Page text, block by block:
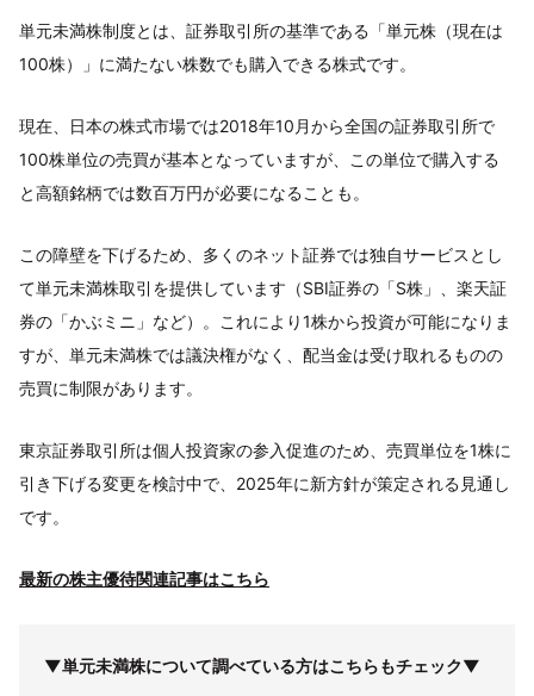
単元未満株制度とは、証券取引所の基準である「単元株（現在は
100株）」に満たない株数でも購入できる株式です。
現在、日本の株式市場では2018年10月から全国の証券取引所で
100株単位の売買が基本となっていますが、この単位で購入する
と高額銘柄では数百万円が必要になることも。
この障壁を下げるため、多くのネット証券では独自サービスとし
て単元未満株取引を提供しています（SBI証券の「S株」、楽天証
券の「かぶミニ」など）。これにより1株から投資が可能になりま
すが、単元未満株では議決権がなく、配当金は受け取れるものの
売買に制限があります。
東京証券取引所は個人投資家の参入促進のため、売買単位を1株に
引き下げる変更を検討中で、2025年に新方針が策定される見通し
です。
最新の株主優待関連記事はこちら
▼単元未満株について調べている方はこちらもチェック▼